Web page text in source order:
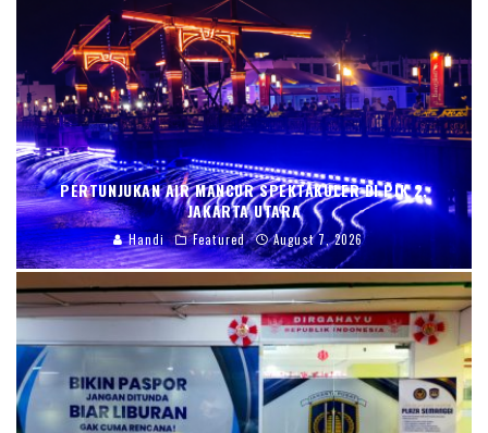
PERTUNJUKAN AIR MANCUR SPEKTAKULER DI PIK 2,
JAKARTA UTARA
Handi Featured August 7, 2026